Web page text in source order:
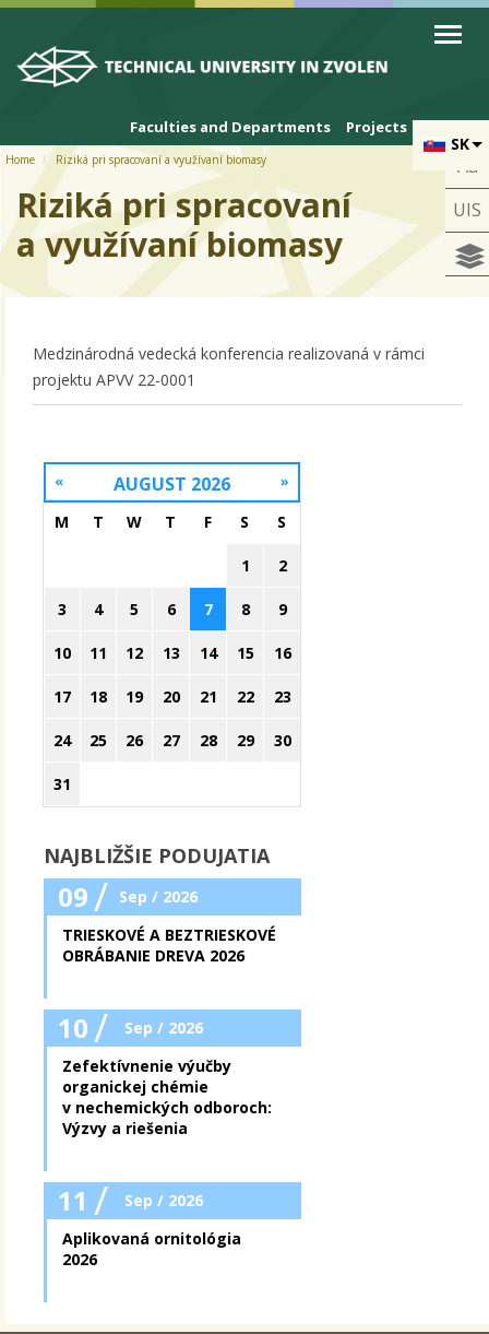
Skip to cookies
Skip to navigation
Skip to main content
SK
Faculties and Departments Projects
Aa
UIS
Home Riziká pri spracovaní a využívaní biomasy
Riziká pri spracovaní
a využívaní biomasy
Medzinárodná vedecká konferencia realizovaná v rámci
projektu APVV 22-0001
AUGUST 2026
« »
M T W T F S S
1 2
3 4 5 6 7 8 9
10 11 12 13 14 15 16
17 18 19 20 21 22 23
24 25 26 27 28 29 30
31
NAJBLIŽŠIE PODUJATIA
09/ Sep / 2026
TRIESKOVÉ A BEZTRIESKOVÉ
OBRÁBANIE DREVA 2026
10/
Sep / 2026
Zefektívnenie výučby
organickej chémie
v nechemických odboroch:
Výzvy a riešenia
11 /
Sep / 2026
Aplikovaná ornitológia
2026